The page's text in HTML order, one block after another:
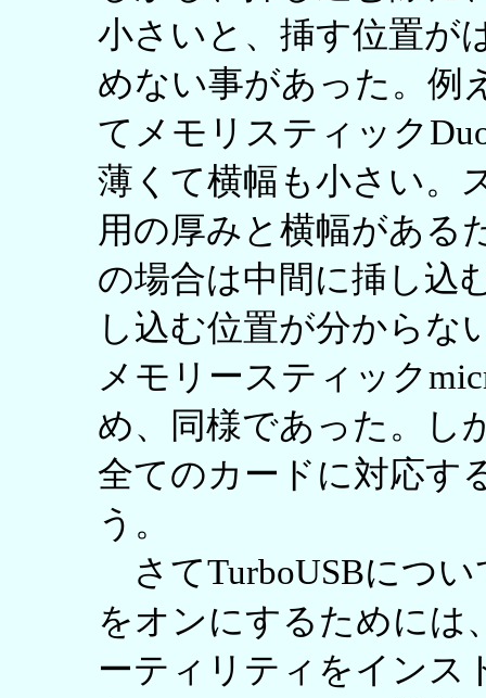
小さいと、挿す位置が
めない事があった。例
てメモリスティック
薄くて横幅も小さい。
用の厚みと横幅がある
の場合は中間に挿し込
し込む位置が分からな
メモリースティック
め、同様であった。し
全てのカードに対応す
う。
さてTurboUSBについ
をオンにするためには
ーティリティをインス